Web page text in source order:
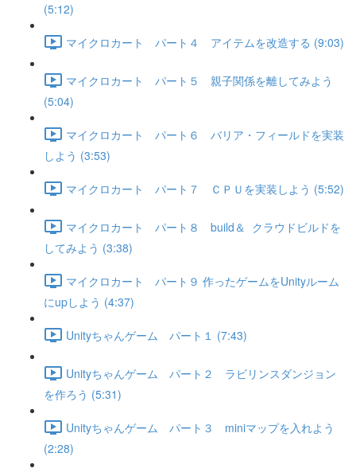
(5:12)
マイクロカート パート４ アイテムを改造する (9:03)
マイクロカート パート５ 親子関係を離してみよう
(5:04)
マイクロカート パート６ バリア・フィールドを実装
しよう (3:53)
マイクロカート パート７ ＣＰＵを実装しよう (5:52)
マイクロカート パート８ build＆ クラウドビルドを
してみよう (3:38)
マイクロカート パート９ 作ったゲームをUnityルーム
にupしよう (4:37)
Unityちゃんゲーム パート１ (7:43)
Unityちゃんゲーム パート２ ラビリンスダンジョン
を作ろう (5:31)
Unityちゃんゲーム パート３ miniマップを入れよう
(2:28)